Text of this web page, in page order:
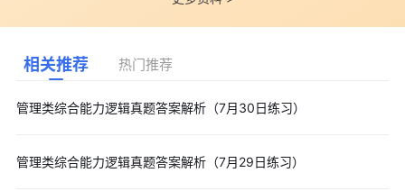
相关推荐 热门推荐
管理类综合能力逻辑真题答案解析（7月30日练习）
管理类综合能力逻辑真题答案解析（7月29日练习）